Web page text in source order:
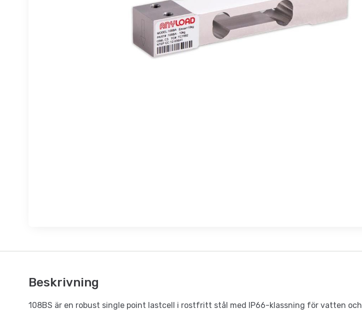
Beskrivning
108BS är en robust single point lastcell i rostfritt stål med IP66-klassning för vatten och